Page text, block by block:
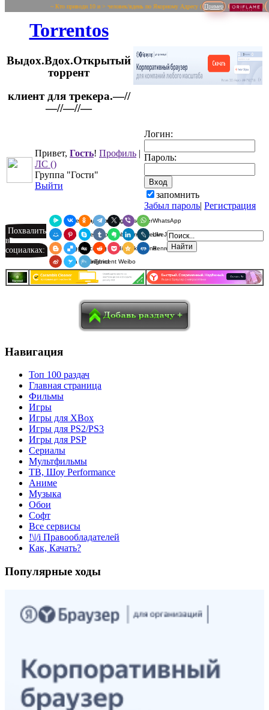
~ Кто приводи 10 и > человек/вдень по Якорному Адресу ( Пример
Torrentos
Выдох.Вдох.Открытый
торрент
Привет, Гость! Профиль |
ЛС ()
Группа "Гости"
Выйти
Логин:
Пароль:
запомнить
Забыл пароль| Регистрация
Похвалить
в
социалках:
Я.Мессенджер
ВКонтакте
Одноклассники
Telegram
X ViberWhatsApp
Мой МирPinterest
SkypeTumblrEvernoteLinkedInLiveJournal
BloggerDelicious
Digg redditPocketQzoneRenren
Sina Weibo
SurfingbirdTencent Weibo
Навигация
Топ 100 раздач
Главная страница
Фильмы
Игры
Игры для XBox
Игры для PS2/PS3
Игры для PSP
Сериалы
Мультфильмы
ТВ, Шоу Performance
Аниме
Музыка
Обои
Софт
Все сервисы
!\|/i Правообладателей
Как, Качать?
Популярные ходы